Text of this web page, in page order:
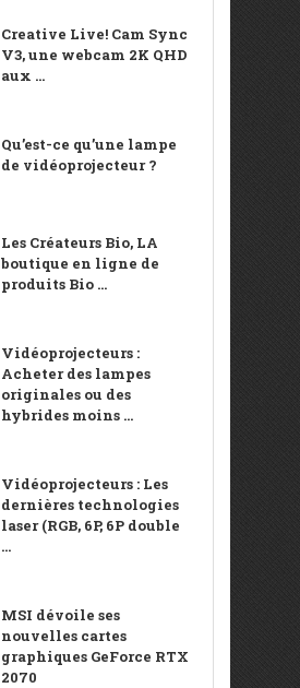
Creative Live! Cam Sync
V3, une webcam 2K QHD
aux ...
Qu’est-ce qu’une lampe
de vidéoprojecteur ?
Les Créateurs Bio, LA
boutique en ligne de
produits Bio ...
Vidéoprojecteurs :
Acheter des lampes
originales ou des
hybrides moins ...
Vidéoprojecteurs : Les
dernières technologies
laser (RGB, 6P, 6P double
...
MSI dévoile ses
nouvelles cartes
graphiques GeForce RTX
2070